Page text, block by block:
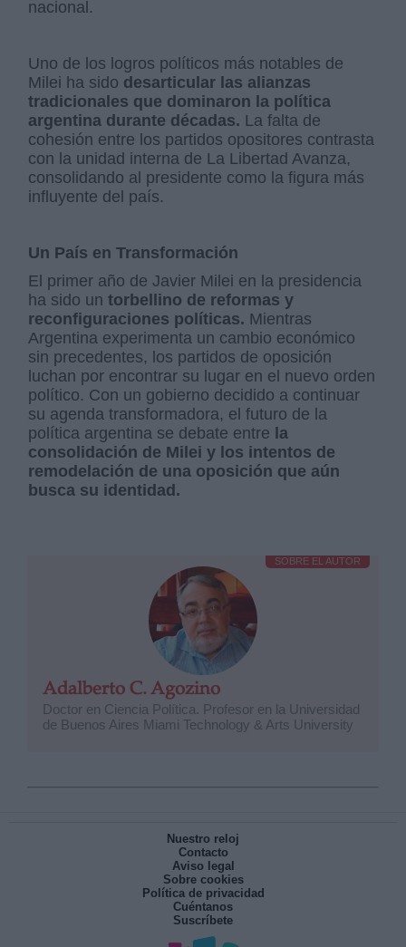
nacional.
Uno de los logros políticos más notables de
Milei ha sido desarticular las alianzas
tradicionales que dominaron la política
argentina durante décadas. La falta de
cohesión entre los partidos opositores contrasta
con la unidad interna de La Libertad Avanza,
consolidando al presidente como la figura más
influyente del país.
Un País en Transformación
El primer año de Javier Milei en la presidencia
ha sido untorbellino de reformas y
reconfiguraciones políticas. Mientras
Argentina experimenta un cambio económico
sin precedentes, los partidos de oposición
luchan por encontrar su lugar en el nuevo orden
político. Con un gobierno decidido a continuar
su agenda transformadora, el futuro de la
política argentina se debate entre la
consolidación de Milei y los intentos de
remodelación de una oposición que aún
busca su identidad.
SOBRE EL AUTOR
Adalberto C. Agozino
Doctor en Ciencia Política. Profesor en la Universidad
de Buenos Aires Miami Technology & Arts University
Nuestro reloj
Contacto
Aviso legal
Sobre cookies
Política de privacidad
Cuéntanos
Suscríbete